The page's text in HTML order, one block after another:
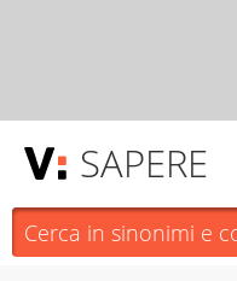
SAPERE